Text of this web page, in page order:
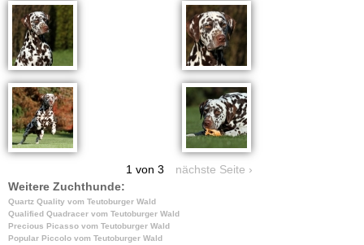
1 von 3
nächste Seite ›
Weitere Zuchthunde:
Quartz Quality vom Teutoburger Wald
Qualified Quadracer vom Teutoburger Wald
Precious Picasso vom Teutoburger Wald
Popular Piccolo vom Teutoburger Wald